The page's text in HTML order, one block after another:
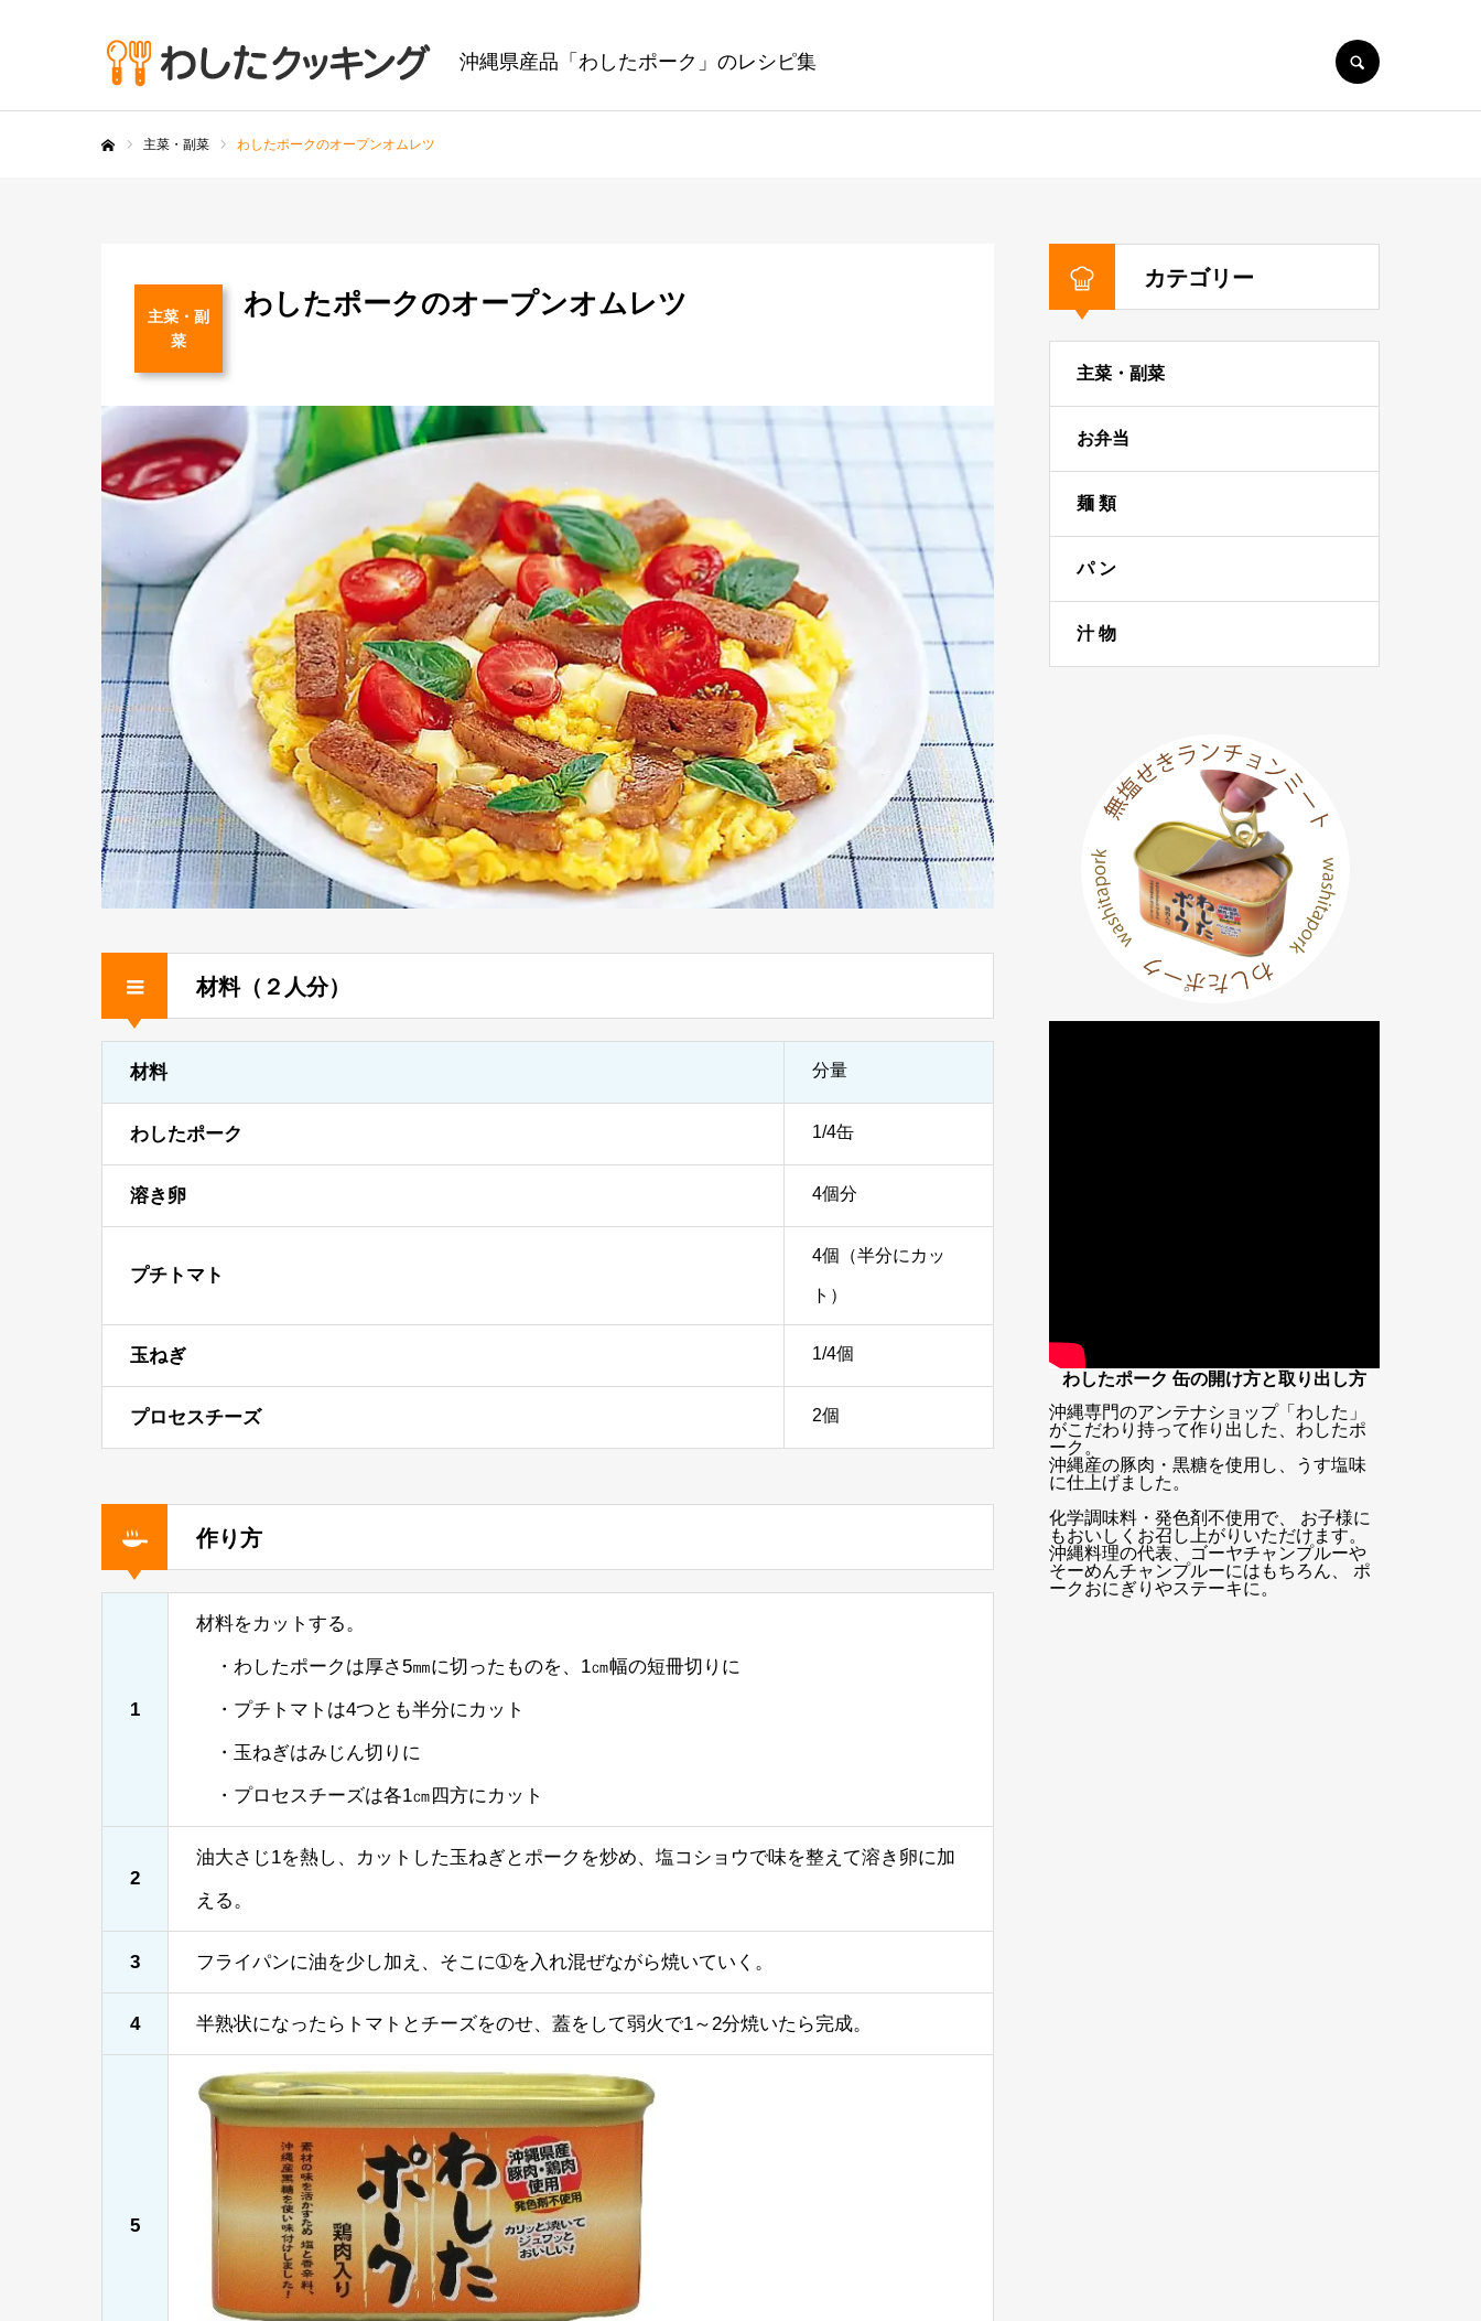
沖縄県産品「わしたポーク」のレシピ集
主菜・副菜 わしたポークのオープンオムレツ
主菜・副
菜
わしたポークのオープンオムレツ
材料（２人分）
材料 分量
わしたポーク 1/4缶
溶き卵 4個分
プチトマト
4個（半分にカッ
ト）
玉ねぎ 1/4個
プロセスチーズ 2個
作り方
1
材料をカットする。
・わしたポークは厚さ5㎜に切ったものを、1㎝幅の短冊切りに
・プチトマトは4つとも半分にカット
・玉ねぎはみじん切りに
・プロセスチーズは各1㎝四方にカット
2
油大さじ1を熱し、カットした玉ねぎとポークを炒め、塩コショウで味を整えて溶き卵に加
える。
3 フライパンに油を少し加え、そこに➀を入れ混ぜながら焼いていく。
4 半熟状になったらトマトとチーズをのせ、蓋をして弱火で1～2分焼いたら完成。
5
カテゴリー
主菜・副菜
お弁当
麺 類
パ ン
汁 物
わしたポーク 缶の開け方と取り出し方
沖縄専門のアンテナショップ「わした」
がこだわり持って作り出した、わしたポ
ーク。
沖縄産の豚肉・黒糖を使用し、うす塩味
に仕上げました。
化学調味料・発色剤不使用で、 お子様に
もおいしくお召し上がりいただけます。
沖縄料理の代表、ゴーヤチャンプルーや
そーめんチャンプルーにはもちろん、 ポ
ークおにぎりやステーキに。